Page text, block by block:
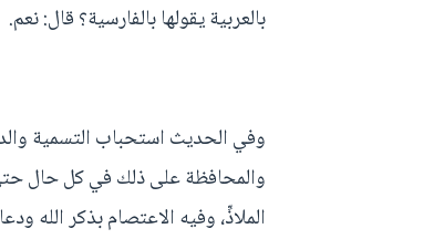
بالعربية يقولها بالفارسية؟ قال: نعم.
وفي الحديث استحباب التسمية
والمحافظة على ذلك في كل حال
الملاذِّ، وفيه الاعتصام بذكر الله